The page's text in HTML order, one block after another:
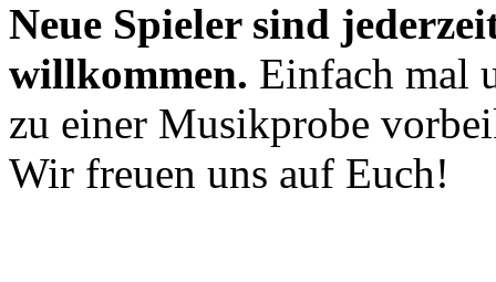
Neue Spieler sind
willkommen. Einfach mal
zu einer Musikprobe
Wir freuen uns auf Euch!